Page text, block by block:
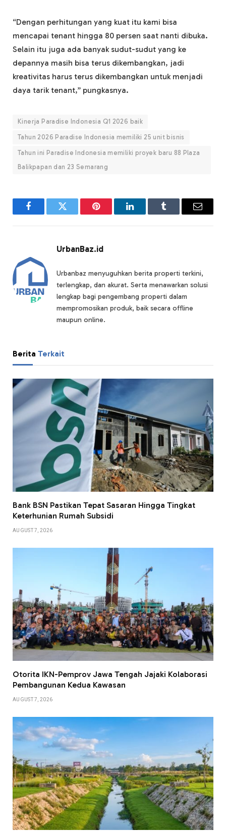
“Dengan perhitungan yang kuat itu kami bisa
mencapai tenant hingga 80 persen saat nanti dibuka.
Selain itu juga ada banyak sudut-sudut yang ke
depannya masih bisa terus dikembangkan, jadi
kreativitas harus terus dikembangkan untuk menjadi
daya tarik tenant,” pungkasnya.
Kinerja Paradise Indonesia Q1 2026 baik
Tahun 2026 Paradise Indonesia memiliki 25 unit bisnis
Tahun ini Paradise Indonesia memiliki proyek baru 88 Plaza
Balikpapan dan 23 Semarang
FacebookTwitter Pinterest LinkedInTumblr Email
UrbanBaz.id
Urbanbaz menyuguhkan berita properti terkini,
terlengkap, dan akurat. Serta menawarkan solusi
lengkap bagi pengembang properti dalam
mempromosikan produk, baik secara offline
maupun online.
Berita Terkait
Bank BSN Pastikan Tepat Sasaran Hingga Tingkat
Keterhunian Rumah Subsidi
AUGUST 7, 2026
Otorita IKN-Pemprov Jawa Tengah Jajaki Kolaborasi
Pembangunan Kedua Kawasan
AUGUST 7, 2026